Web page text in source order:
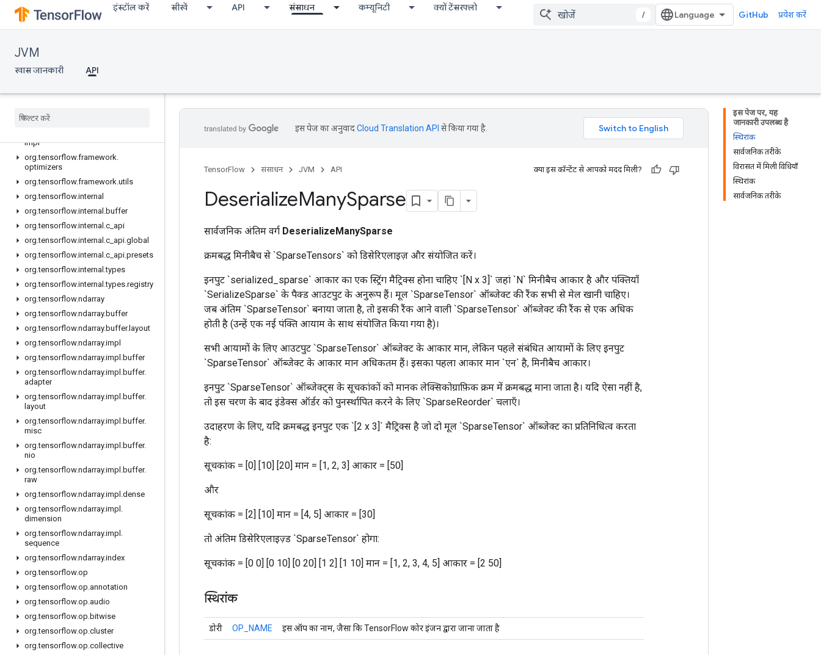
इंस्टॉल करें सीखें API संसाधन कम्यूनिटी क्यों टेंसरफ्लो
/ GitHub प्रवेश करें
JVM
खास जानकारी API
org.tensorflow.framework.constraints
org.tensorflow.framework.data
org.tensorflow.framework.initializers
org.tensorflow.framework.losses
org.tensorflow.framework.losses.impl
org.tensorflow.framework.metrics
exceptions
impl
org.tensorflow.framework.
optimizers
org.tensorflow.framework.utils
org.tensorflow.internal
org.tensorflow.internal .buffer
org.tensorflow.internal .c api
org.tensorflow.internal .c api.global
org.tensorflow.internal .c api.presets
org.tensorflow.internal .types
org.tensorflow.internal .types.registry
org.tensorflow.ndarray
org.tensorflow.ndarray.buffer
org.tensorflow.ndarray.buffer. layout
org.tensorflow.ndarray.impl
org.tensorflow.ndarray.impl .buffer
org.tensorflow.ndarray.impl .buffer.
adapter
org.tensorflow.ndarray.impl .buffer.
layout
org.tensorflow.ndarray.impl .buffer.
misc
org.tensorflow.ndarray.impl .buffer.
nio
org.tensorflow.ndarray.impl .buffer.
raw
org.tensorflow.ndarray.impl .dense
org.tensorflow.ndarray.impl .
dimension
org.tensorflow.ndarray.impl .
sequence
org.tensorflow.ndarray.index
org.tensorflow.op
org.tensorflow.op.annotation
org.tensorflow.op.audio
org.tensorflow.op.bitwise
org.tensorflow.op.cluster
org.tensorflow.op.collective
इस पेज पर, यह
जानकारी उपलब्ध है
स्थिरांक
सार्वजनिक तरीके
विरासत में मिली विधियाँ
स्थिरांक
सार्वजनिक तरीके
इस पेज का अनुवादCloud Translation API से किया गया है.
TensorFlow संसाधन JVM API क्या इस कॉन्टेंट से आपको मदद मिली?
DeserializeManySparse
सार्वजनिक अंतिम वर्ग DeserializeManySparse
क्रमबद्ध मिनीबैच से `SparseTensors` को डिसेरिएलाइज़ और संयोजित करें।
इनपुट `serialized_sparse` आकार का एक स्ट्रिंग मैट्रिक्स होना चाहिए `[N x 3]` जहां `N` मिनीबैच आकार है और पंक्तियाँ
`SerializeSparse` के पैक्ड आउटपुट के अनुरूप हैं। मूल `SparseTensor` ऑब्जेक्ट की रैंक सभी से मेल खानी चाहिए।
जब अंतिम `SparseTensor` बनाया जाता है, तो इसकी रैंक आने वाली `SparseTensor` ऑब्जेक्ट की रैंक से एक अधिक
होती है (उन्हें एक नई पंक्ति आयाम के साथ संयोजित किया गया है)।
सभी आयामों के लिए आउटपुट `SparseTensor` ऑब्जेक्ट के आकार मान, लेकिन पहले संबंधित आयामों के लिए इनपुट
`SparseTensor` ऑब्जेक्ट के आकार मान अधिकतम हैं। इसका पहला आकार मान `एन` है, मिनीबैच आकार।
इनपुट `SparseTensor` ऑब्जेक्ट्स के सूचकांकों को मानक लेक्सिकोग्राफ़िक क्रम में क्रमबद्ध माना जाता है। यदि ऐसा नहीं है,
तो इस चरण के बाद इंडेक्स ऑर्डर को पुनर्स्थापित करने के लिए `SparseReorder` चलाएँ।
उदाहरण के लिए, यदि क्रमबद्ध इनपुट एक `[2 x 3]` मैट्रिक्स है जो दो मूल `SparseTensor` ऑब्जेक्ट का प्रतिनिधित्व करता
है:
सूचकांक = [0] [10] [20] मान = [1, 2, 3] आकार = [50]
और
सूचकांक = [2] [10] मान = [4, 5] आकार = [30]
तो अंतिम डिसेरिएलाइज़्ड `SparseTensor` होगा:
सूचकांक = [0 0] [0 10] [0 20] [1 2] [1 10] मान = [1, 2, 3, 4, 5] आकार = [2 50]
स्थिरांक
डोरी OP_NAME इस ऑप का नाम, जैसा कि TensorFlow कोर इंजन द्वारा जाना जाता है